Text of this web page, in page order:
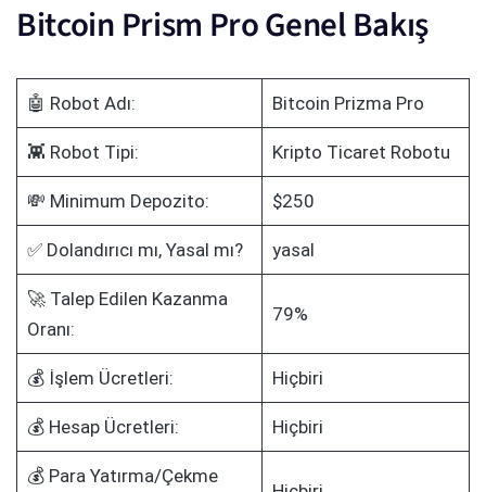
Bitcoin Prism Pro Genel Bakış
🤖 Robot Adı: Bitcoin Prizma Pro
👾 Robot Tipi: Kripto Ticaret Robotu
💸 Minimum Depozito: $250
✅ Dolandırıcı mı, Yasal mı? yasal
🚀 Talep Edilen Kazanma
Oranı:
79%
💰 İşlem Ücretleri: Hiçbiri
💰 Hesap Ücretleri: Hiçbiri
💰 Para Yatırma/Çekme